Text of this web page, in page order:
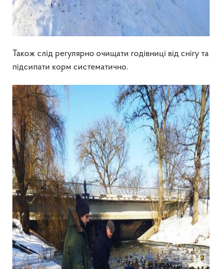
Також слід регулярно очищати годівниці від снігу та
підсипати корм систематично.